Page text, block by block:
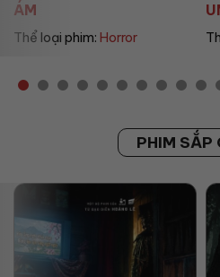
UMAMUSUME: PRETT...
Thể loại phim:Animation
PHIM SẮP